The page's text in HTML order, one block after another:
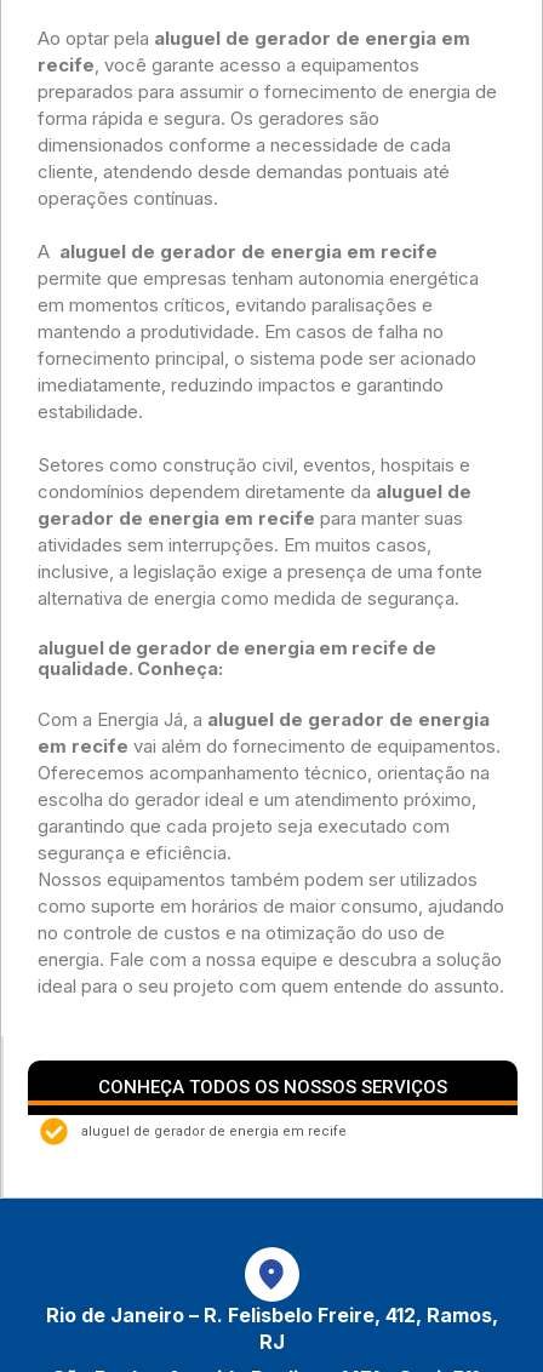
Ao optar pela aluguel de gerador de energia em
recife, você garante acesso a equipamentos
preparados para assumir o fornecimento de energia de
forma rápida e segura. Os geradores são
dimensionados conforme a necessidade de cada
cliente, atendendo desde demandas pontuais até
operações contínuas.
A aluguel de gerador de energia em recife
permite que empresas tenham autonomia energética
em momentos críticos, evitando paralisações e
mantendo a produtividade. Em casos de falha no
fornecimento principal, o sistema pode ser acionado
imediatamente, reduzindo impactos e garantindo
estabilidade.
Setores como construção civil, eventos, hospitais e
condomínios dependem diretamente da aluguel de
gerador de energia em recife para manter suas
atividades sem interrupções. Em muitos casos,
inclusive, a legislação exige a presença de uma fonte
alternativa de energia como medida de segurança.
aluguel de gerador de energia em recife de
qualidade. Conheça:
Com a Energia Já, a aluguel de gerador de energia
em recife vai além do fornecimento de equipamentos.
Oferecemos acompanhamento técnico, orientação na
escolha do gerador ideal e um atendimento próximo,
garantindo que cada projeto seja executado com
segurança e eficiência.
Nossos equipamentos também podem ser utilizados
como suporte em horários de maior consumo, ajudando
no controle de custos e na otimização do uso de
energia. Fale com a nossa equipe e descubra a solução
ideal para o seu projeto com quem entende do assunto.
CONHEÇA TODOS OS NOSSOS SERVIÇOS
aluguel de gerador de energia em recife
Rio de Janeiro – R. Felisbelo Freire, 412, Ramos,
RJ